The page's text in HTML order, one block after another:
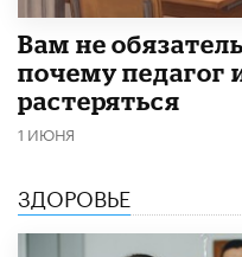
​Вам не
почему педагог
растеряться
1 ИЮНЯ
ЗДОРОВЬЕ